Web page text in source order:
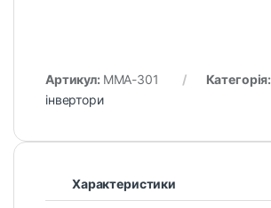
Артикул: MMA-301 Категорія:
інвертори
Характеристики